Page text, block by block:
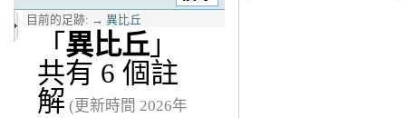
目前的足跡: → 異比丘
「 異比丘 」
共有 6 個註
解 (更新時間 2026年